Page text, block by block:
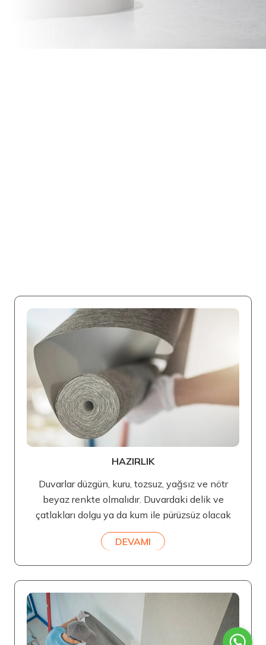
HAZIRLIK
Duvarlar düzgün, kuru, tozsuz, yağsız ve nötr
beyaz renkte olmalıdır. Duvardaki delik ve
çatlakları dolgu ya da kum ile pürüzsüz olacak
DEVAMI